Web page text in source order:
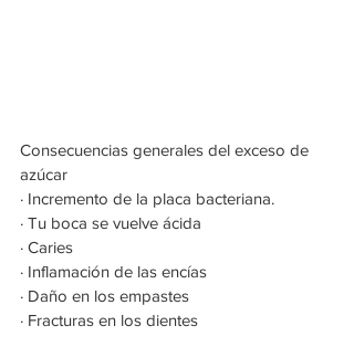
Consecuencias generales del exceso de
azúcar
· Incremento de la placa bacteriana.
· Tu boca se vuelve ácida
· Caries
· Inflamación de las encías
· Daño en los empastes
· Fracturas en los dientes